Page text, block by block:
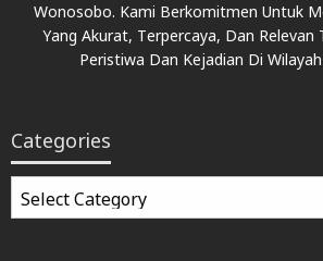
Wonosobo. Kami Berkomitmen Untuk
Yang Akurat, Terpercaya, Dan Relevan
Peristiwa Dan Kejadian Di
Categories
Categories